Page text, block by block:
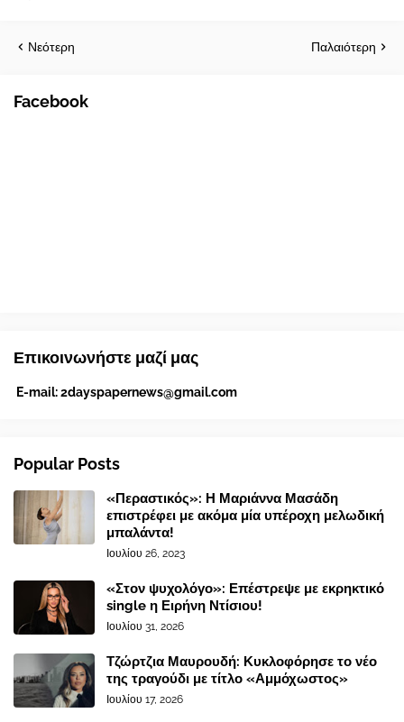
Νεότερη Παλαιότερη
Facebook
Επικοινωνήστε μαζί μας
E-mail:2dayspapernews@gmail.com
Popular Posts
«Περαστικός»: Η Μαριάννα Μασάδη
επιστρέφει με ακόμα μία υπέροχη μελωδική
μπαλάντα!
Ιουλίου 26, 2023
«Στον ψυχολόγο»: Επέστρεψε με εκρηκτικό
single η Ειρήνη Ντίσιου!
Ιουλίου 31, 2026
Τζώρτζια Μαυρουδή: Κυκλοφόρησε το νέο
της τραγούδι με τίτλο «Αμμόχωστος»
Ιουλίου 17, 2026